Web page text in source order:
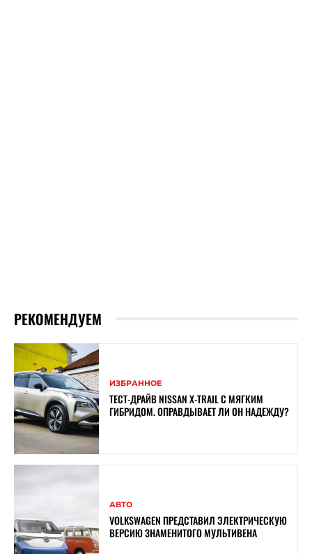
РЕКОМЕНДУЕМ
ИЗБРАННОЕ
ТЕСТ-ДРАЙВ NISSAN X-TRAIL С МЯГКИМ
ГИБРИДОМ. ОПРАВДЫВАЕТ ЛИ ОН НАДЕЖДУ?
АВТО
VOLKSWAGEN ПРЕДСТАВИЛ ЭЛЕКТРИЧЕСКУЮ
ВЕРСИЮ ЗНАМЕНИТОГО МУЛЬТИВЕНА